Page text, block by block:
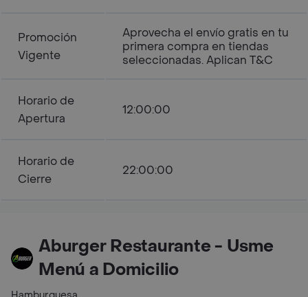
Promoción
Vigente
Aprovecha el envío gratis en tu
primera compra en tiendas
seleccionadas. Aplican T&C
Horario de
Apertura
12:00:00
Horario de
Cierre
22:00:00
Aburger Restaurante - Usme
Menú a Domicilio